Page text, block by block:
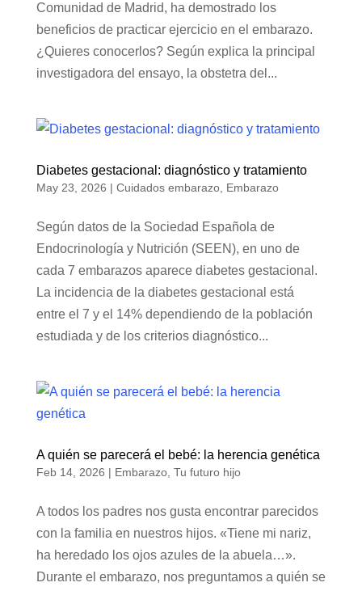
Comunidad de Madrid, ha demostrado los
beneficios de practicar ejercicio en el embarazo.
¿Quieres conocerlos? Según explica la principal
investigadora del ensayo, la obstetra del...
Diabetes gestacional: diagnóstico y tratamiento
May 23, 2026 | Cuidados embarazo, Embarazo
Según datos de la Sociedad Española de
Endocrinología y Nutrición (SEEN), en uno de
cada 7 embarazos aparece diabetes gestacional.
La incidencia de la diabetes gestacional está
entre el 7 y el 14% dependiendo de la población
estudiada y de los criterios diagnóstico...
A quién se parecerá el bebé: la herencia genética
Feb 14, 2026 | Embarazo, Tu futuro hijo
A todos los padres nos gusta encontrar parecidos
con la familia en nuestros hijos. «Tiene mi nariz,
ha heredado los ojos azules de la abuela…».
Durante el embarazo, nos preguntamos a quién se